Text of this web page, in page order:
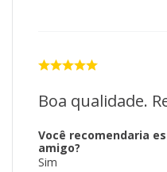
Boa qualidade.
Você recomendaria
amigo?
Sim